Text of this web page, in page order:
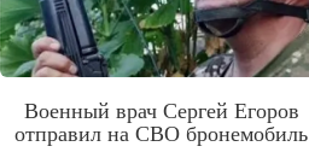
Военный врач Сергей Егоров
отправил на СВО бронемобиль